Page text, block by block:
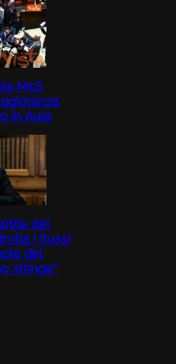
M5S
in Aula
del
i flussi
del
stringe”